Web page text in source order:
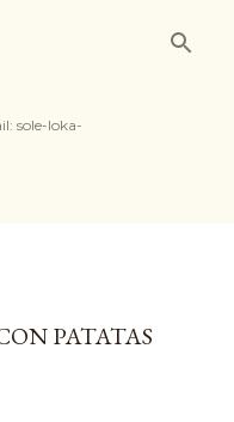
sole-loka-
PATATAS